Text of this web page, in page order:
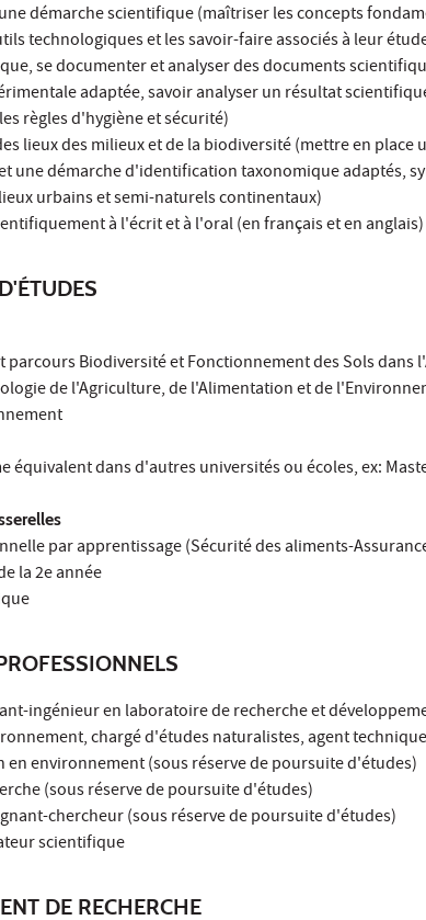
démarche scientifique (maîtriser les concepts
technologiques et les savoir-faire associés à leur
se documenter et analyser des documents
adaptée, savoir analyser un résultat
règles d'hygiène et sécurité)
lieux des milieux et de la biodiversité (mettre en place
une démarche d'identification taxonomique adaptés,
urbains et semi-naturels continentaux)
à l'écrit et à l'oral (en français et en anglais)
parcours Biodiversité et Fonctionnement des Sols dans
de l'Agriculture, de l'Alimentation et de
équivalent dans d'autres universités ou écoles, ex:
par apprentissage (Sécurité des aliments-
la 2e année
ingénieur en laboratoire de recherche et
chargé d'études naturalistes, agent
en environnement (sous réserve de poursuite d'études)
(sous réserve de poursuite d'études)
chercheur (sous réserve de poursuite d'études)
scientifique
DE RECHERCHE